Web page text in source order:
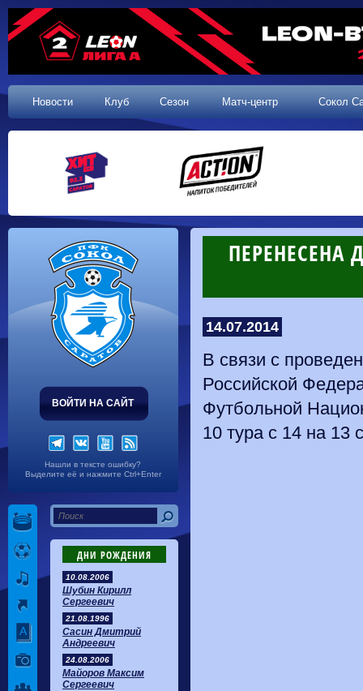
Новости Клуб Сезон Матч-центр Сокол
ВОЙТИ НА САЙТ
Нашли в тексте ошибку?
Выделите её и нажмите Ctrl+Enter
ДНИ РОЖДЕНИЯ
10.08.2006
Шубин Кирилл
Сергеевич
21.08.1996
Сасин Дмитрий
Андреевич
24.08.2006
Майоров Максим
Сергеевич
ПЕРЕНЕСЕНА
14.07.2014
В связи с
Российской
Футбольной
10 тура с 14 на 13